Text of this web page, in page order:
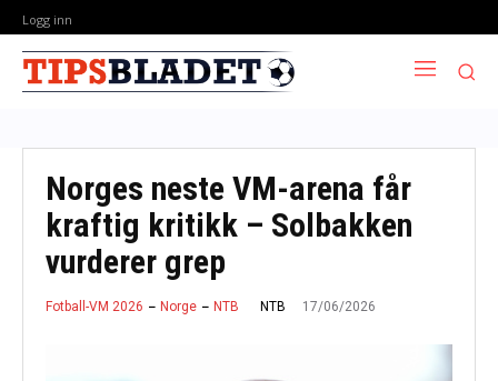
Logg inn
Norges neste VM-arena får
kraftig kritikk – Solbakken
vurderer grep
Fotball-VM 2026 Norge NTB NTB 17/06/2026